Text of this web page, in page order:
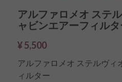
アルファロメオ ステ
ャビンエアーフィルタ
¥ 5,500
アルファロメオ ステルヴィ
ィルター